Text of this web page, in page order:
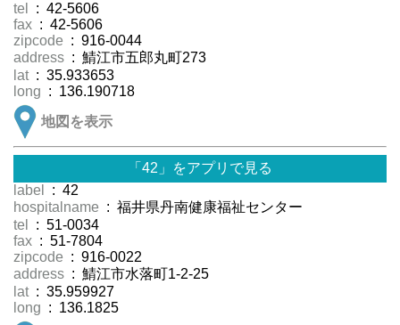
tel
: 42-5606
fax : 42-5606
zipcode : 916-0044
address : 鯖江市五郎丸町273
lat : 35.933653
long : 136.190718
地図を表示
「42」をアプリで見る
label
: 42
hospitalname : 福井県丹南健康福祉センター
tel
: 51-0034
fax : 51-7804
zipcode : 916-0022
address : 鯖江市水落町1-2-25
lat : 35.959927
long : 136.1825